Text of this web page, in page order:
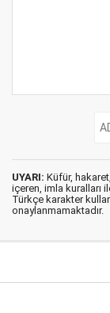
UYARI: Küfür,
içeren, imla kuralları
Türkçe karakter
onaylanmamaktadır.